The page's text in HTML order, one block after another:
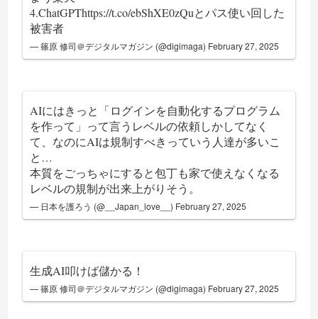
4.ChatGPThttps://t.co/ebShXE0zQuとパス使い回した
被害者
— 篠原 修司＠デジタルマガジン (@digimaga) February 27, 2025
AIにはきっと「ログインを自動化するプログラム
を作って」って言うレベルの依頼しかしてなく
て、なのにAIは規制すべきっていう人達が多いこ
と…
本質をごっちゃにすると包丁も家で使えなくなる
レベルの規制が出来上がりそう。
— 日本を護ろう (@__Japan_love__) February 27, 2025
生成AI叩けば儲かる！
— 篠原 修司＠デジタルマガジン (@digimaga) February 27, 2025